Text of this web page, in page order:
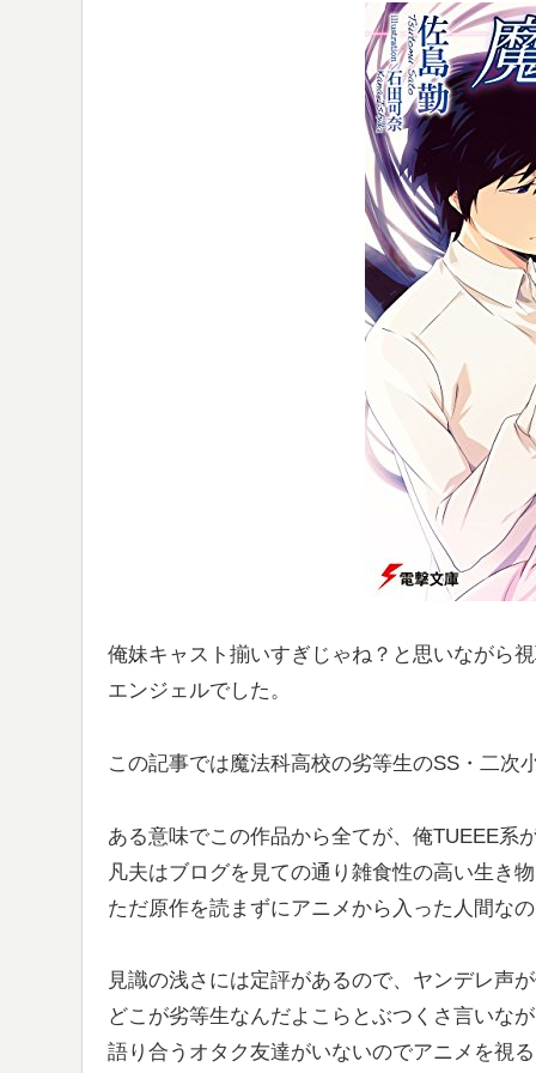
俺妹キャスト揃いすぎじゃね？と思いながら
エンジェルでした。
この記事では魔法科高校の劣等生のSS・二次
ある意味でこの作品から全てが、俺TUEEE系
凡夫はブログを見ての通り雑食性の高い生き
ただ原作を読まずにアニメから入った人間な
見識の浅さには定評があるので、ヤンデレ声
どこが劣等生なんだよこらとぶつくさ言いな
語り合うオタク友達がいないのでアニメを視